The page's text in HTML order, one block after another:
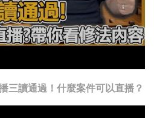
三讀通過！什麼案件可以直播？